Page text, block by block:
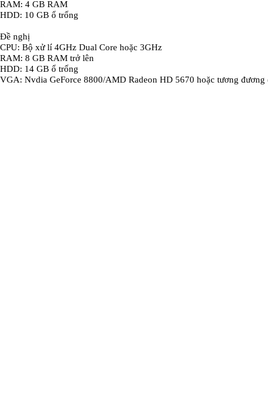
RAM: 4 GB RAM
HDD: 10 GB ổ trống
Đề nghị
CPU: Bộ xử lí 4GHz Dual Core hoặc 3GHz
RAM: 8 GB RAM trở lên
HDD: 14 GB ổ trống
VGA: Nvdia GeForce 8800/AMD Radeon HD 5670 hoặc tương